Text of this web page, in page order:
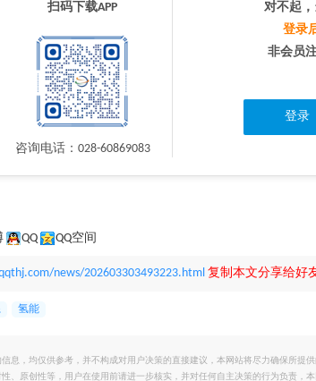
扫码下载APP
咨询电话：028-60869083
对不起
登录
非会员
登录
QQ QQ空间
news/202603303493223.html 复制本文分享给好
氢能
息，均仅供参考，并不构成对用户决策的直接建议，本网站将尽力确保所提
、原创性等，用户在使用前请进一步核实，并对任何自主决策的行为负责，